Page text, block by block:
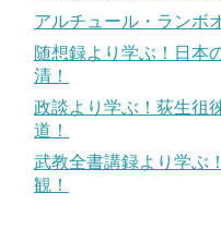
アルチュール・ランボ
随想録より学ぶ！日本
清！
政談より学ぶ！荻生徂
道！
武教全書講録より学ぶ
観！